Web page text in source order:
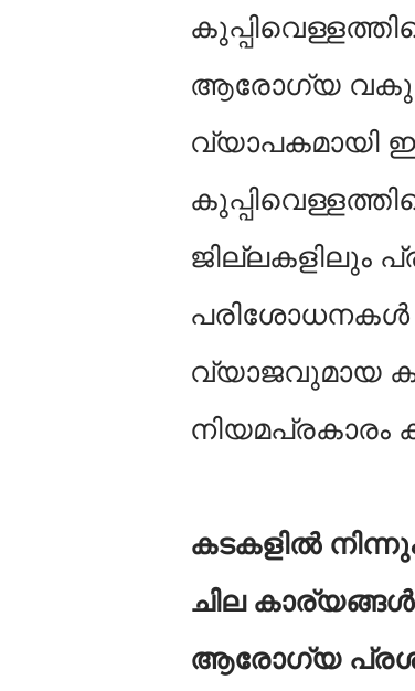
ആരോഗ്യ
വ്യാപകമായി
ജില്ലകളിലും
പരിശോധനകൾ
വ്യാജവുമായ
നിയമപ്രകാരം
കടകളിൽ
ചില
ആരോഗ്യ